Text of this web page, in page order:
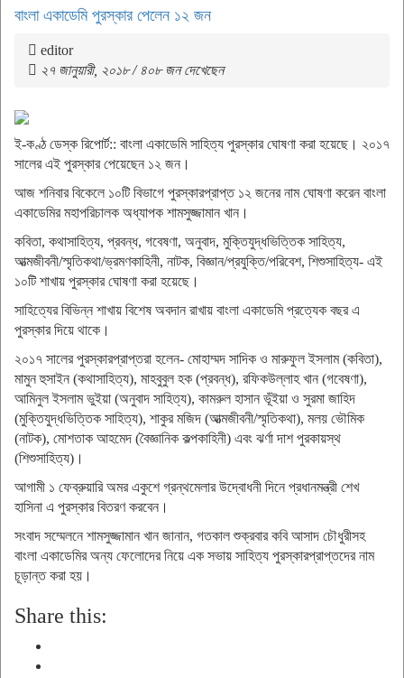
বাংলা একাডেমি পুরস্কার পেলেন ১২ জন
editor
২৭ জানুয়ারী, ২০১৮ / ৪০৮ জন দেখেছেন
ই-কণ্ঠ ডেস্ক রিপোর্ট:: বাংলা একাডেমি সাহিত্য পুরস্কার ঘোষণা করা হয়েছে। ২০১৭
সালের এই পুরস্কার পেয়েছেন ১২ জন।
আজ শনিবার বিকেলে ১০টি বিভাগে পুরস্কারপ্রাপ্ত ১২ জনের নাম ঘোষণা করেন বাংলা
একাডেমির মহাপরিচালক অধ্যাপক শামসুজ্জামান খান।
কবিতা, কথাসাহিত্য, প্রবন্ধ, গবেষণা, অনুবাদ, মুক্তিযুদ্ধভিত্তিক সাহিত্য,
আত্মজীবনী/স্মৃতিকথা/ভ্রমণকাহিনী, নাটক, বিজ্ঞান/প্রযুক্তি/পরিবেশ, শিশুসাহিত্য- এই
১০টি শাখায় পুরস্কার ঘোষণা করা হয়েছে।
সাহিত্যের বিভিন্ন শাখায় বিশেষ অবদান রাখায় বাংলা একাডেমি প্রত্যেক বছর এ
পুরস্কার দিয়ে থাকে।
২০১৭ সালের পুরস্কারপ্রাপ্তরা হলেন- মোহাম্মদ সাদিক ও মারুফুল ইসলাম (কবিতা),
মামুন হুসাইন (কথাসাহিত্য), মাহবুবুল হক (প্রবন্ধ), রফিকউল্লাহ খান (গবেষণা),
আমিনুল ইসলাম ভুইয়া (অনুবাদ সাহিত্য), কামরুল হাসান ভূঁইয়া ও সুরমা জাহিদ
(মুক্তিযুদ্ধভিত্তিক সাহিত্য), শাকুর মজিদ (আত্মজীবনী/স্মৃতিকথা), মলয় ভৌমিক
(নাটক), মোশতাক আহমেদ (বৈজ্ঞানিক কল্পকাহিনী) এবং ঝর্ণা দাশ পুরকায়স্থ
(শিশুসাহিত্য)।
আগামী ১ ফেব্রুয়ারি অমর একুশে গ্রন্থমেলার উদ্বোধনী দিনে প্রধানমন্ত্রী শেখ
হাসিনা এ পুরস্কার বিতরণ করবেন।
সংবাদ সম্মেলনে শামসুজ্জামান খান জানান, গতকাল শুক্রবার কবি আসাদ চৌধুরীসহ
বাংলা একাডেমির অন্য ফেলোদের নিয়ে এক সভায় সাহিত্য পুরস্কারপ্রাপ্তদের নাম
চূড়ান্ত করা হয়।
Share this: